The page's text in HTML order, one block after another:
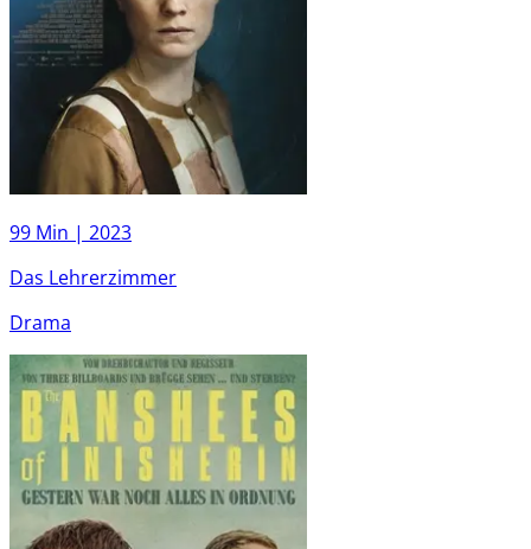
99 Min | 2023
Das Lehrerzimmer
Drama